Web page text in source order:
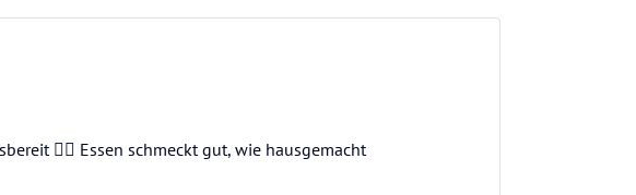
👍🏻 Essen schmeckt gut, wie hausgemacht